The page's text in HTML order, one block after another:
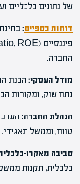
של נתונים כלכליים
דוחות כספיים:
החברה.
מודל העסקי: הבנת
נתח שוק, ומקורות
הנהלת החברה:
טווח, וממשל תאגידי.
סביבה מאקרו-
כלכלית, תקנות